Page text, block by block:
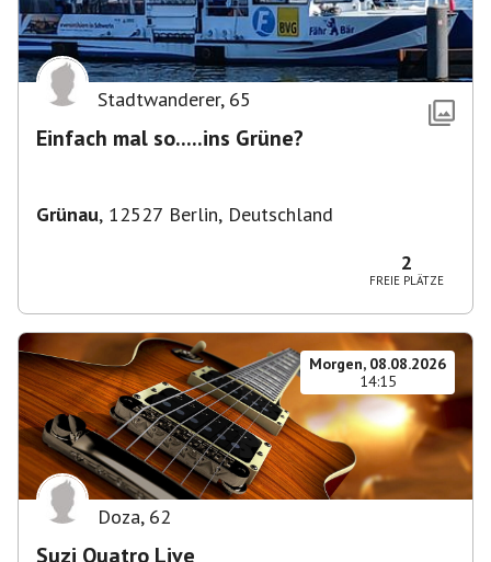
Stadtwanderer, 65
Einfach mal so.....ins Grüne?
Grünau, 12527 Berlin, Deutschland
2
FREIE PLÄTZE
Morgen, 08.08.2026
14:15
Doza, 62
Suzi Quatro Live